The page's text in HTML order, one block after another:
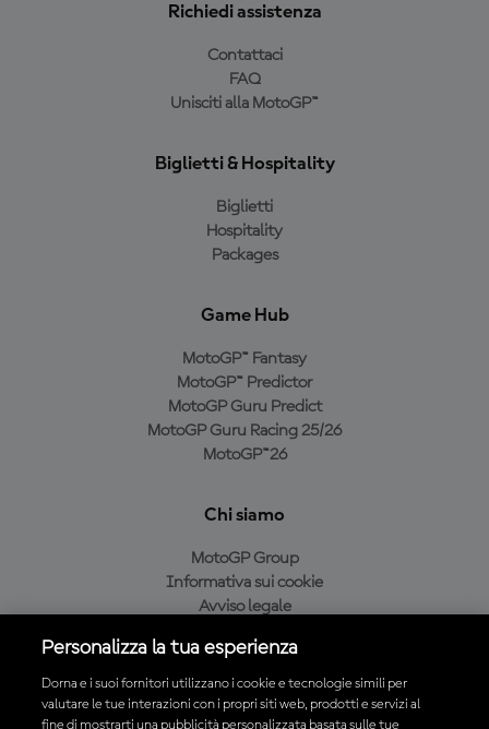
Richiedi assistenza
Contattaci
FAQ
Unisciti alla MotoGP™
Biglietti & Hospitality
Biglietti
Hospitality
Packages
Game Hub
MotoGP™ Fantasy
MotoGP™ Predictor
MotoGP Guru Predict
MotoGP Guru Racing 25/26
MotoGP™26
Chi siamo
MotoGP Group
Informativa sui cookie
Avviso legale
Condizioni di acquisto
Personalizza la tua esperienza
Dorna e i suoi fornitori utilizzano i cookie e tecnologie simili per
valutare le tue interazioni con i propri siti web, prodotti e servizi al
fine di mostrarti una pubblicità personalizzata basata sulle tue